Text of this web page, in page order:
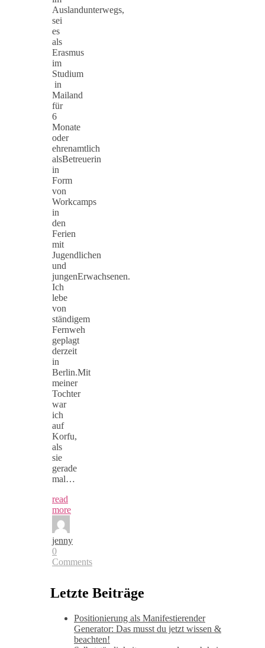
Auslandunterwegs,
sei
es
als
Erasmus
im
Studium
in
Mailand
für
6
Monate
oder
ehrenamtlich
alsBetreuerin
in
Form
von
Workcamps
in
den
Ferien
mit
Jugendlichen
und
jungenErwachsenen.
Ich
lebe
von
ständigem
Fernweh
geplagt
derzeit
in
Berlin.Mit
meiner
Tochter
war
ich
auf
Korfu,
als
sie
gerade
mal…
read
more
jenny
0
Comments
Letzte Beiträge
Positionierung als Manifestierender
Generator: Das musst du jetzt wissen &
beachten!